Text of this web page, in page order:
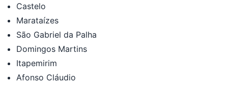
Castelo
Marataízes
São Gabriel da Palha
Domingos Martins
Itapemirim
Afonso Cláudio